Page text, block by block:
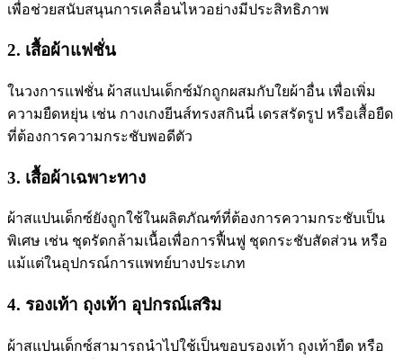
เพื่อช่วยสนับสนุนการเคลื่อนไหวอย่างมีประสิทธิภาพ
2. เสื้อผ้าแฟชั่น
ในวงการแฟชั่น ผ้าสแปนเด็กซ์มักถูกผสมกับใยผ้าอื่น เพื่อเพิ่ม
ความยืดหยุ่น เช่น กางเกงยีนส์ทรงสกินนี่ เดรสรัดรูป หรือเสื้อยืด
ที่ต้องการความกระชับพอดีตัว
3. เสื้อผ้าเฉพาะทาง
ผ้าสแปนเด็กซ์ยังถูกใช้ในผลิตภัณฑ์ที่ต้องการความกระชับเป็น
พิเศษ เช่น ชุดรัดกล้ามเนื้อเพื่อการฟื้นฟู ชุดกระชับสัดส่วน หรือ
แม้แต่ในอุปกรณ์การแพทย์บางประเภท
4. รองเท้า ถุงเท้า อุปกรณ์เสริม
ผ้าสแปนเด็กซ์สามารถนำไปใช้เป็นขอบรองเท้า ถุงเท้ายืด หรือ